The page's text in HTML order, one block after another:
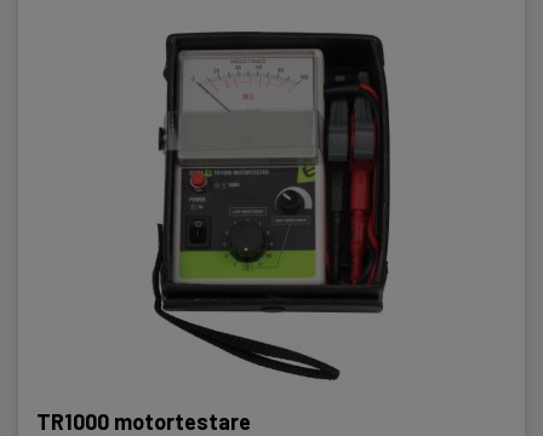
TR1000 motortestare